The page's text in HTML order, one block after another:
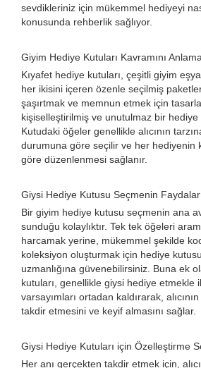
sevdikleriniz için mükemmel hediyeyi
konusunda rehberlik sağlıyor.
Giyim Hediye Kutuları Kavramını
Kıyafet hediye kutuları, çeşitli giyim
her ikisini içeren özenle seçilmiş
şaşırtmak ve memnun etmek için
kişiselleştirilmiş ve unutulmaz bir hediye
Kutudaki öğeler genellikle alıcının
durumuna göre seçilir ve her hediyenin
göre düzenlenmesi sağlanır.
Giysi Hediye Kutusu Seçmenin
Bir giyim hediye kutusu seçmenin ana
sunduğu kolaylıktır. Tek tek öğeleri
harcamak yerine, mükemmel şekilde
koleksiyon oluşturmak için hediye
uzmanlığına güvenebilirsiniz. Buna ek
kutuları, genellikle giysi hediye etmekle
varsayımları ortadan kaldırarak,
takdir etmesini ve keyif almasını sağlar.
Giysi Hediye Kutuları için Özelleştirme
Her anı gerçekten takdir etmek için,